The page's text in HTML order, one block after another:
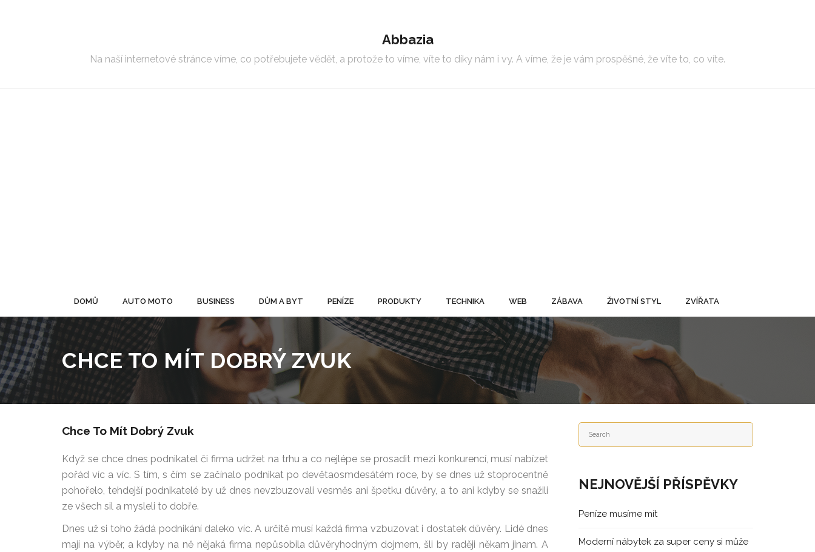
Abbazia
Na naší internetové stránce víme, co potřebujete vědět, a protože to víme, víte to díky nám i vy. A víme, že je vám prospěšné, že víte to, co víte.
DOMŮ AUTO MOTO BUSINESS DŮM A BYT PENÍZE PRODUKTY TECHNIKA WEB ZÁBAVA ŽIVOTNÍ STYL ZVÍŘATA
CHCE TO MÍT DOBRÝ ZVUK
Chce To Mít Dobrý Zvuk
Když se chce dnes podnikatel či firma udržet na trhu a co nejlépe se prosadit mezi konkurencí, musí nabízet
pořád víc a víc. S tím, s čím se začínalo podnikat po devětaosmdesátém roce, by se dnes už stoprocentně
pohořelo, tehdejší podnikatelé by už dnes nevzbuzovali vesměs ani špetku důvěry, a to ani kdyby se snažili
ze všech sil a mysleli to dobře.
Dnes už si toho žádá podnikání daleko víc. A určitě musí každá firma vzbuzovat i dostatek důvěry. Lidé dnes
mají na výběr, a kdyby na ně nějaká firma nepůsobila důvěryhodným dojmem, šli by raději někam jinam. A
NEJNOVĚJŠÍ PŘÍSPĚVKY
Peníze musíme mít
Moderní nábytek za super ceny si může